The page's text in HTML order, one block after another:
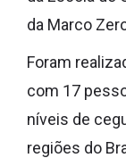
da Marco
Foram
com 17
níveis de
regiões do